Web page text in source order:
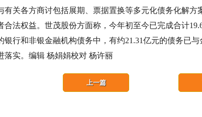
有关各方商讨包括展期、票据置换等多元化债务化解方
合法权益。世茂股份方面称，今年初至今已完成合计
银行和非银金融机构债务中，有约21.31亿元的债务已
落实。编辑 杨娟娟校对 杨许丽
上一篇